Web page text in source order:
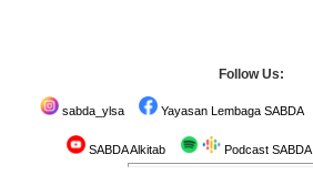
Follow Us:
sabda_ylsa Yayasan Lembaga SABDA
SABDA Alkitab Podcast SABDA